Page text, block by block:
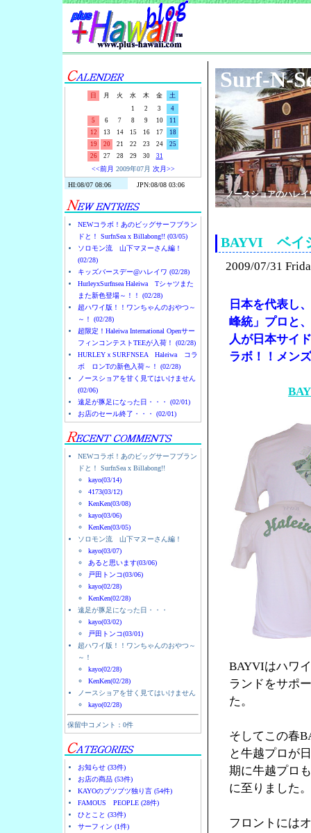
日 月 火 水 木 金
土
1
2 3
4
5
6 7 8 9 10
11
12
13 14 15 16 17
18
19
20 21 22 23 24
25
26
27 28 29 30 31
<<前月 2009年07月 次月>>
NEWコラボ！あのビッグサーフブラン
ドと！ SurfnSea x Billabong!! (03/05)
ソロモン流 山下マヌーさん編！
(02/28)
キッズバースデー@ハレイワ (02/28)
HurleyxSurfnsea Haleiwa Tシャツまた
また新色登場～！！ (02/28)
超ハワイ版！！ワンちゃんのおやつ～
～！ (02/28)
超限定！Haleiwa International Openサー
フィンコンテストTEEが入荷！ (02/28)
HURLEYｘSURFNSEA Haleiwa コラ
ボ ロンTの新色入荷～！ (02/28)
ノースショアを甘く見てはいけません
(02/06)
遠足が豚足になった日・・・ (02/01)
お店のセール終了・・・ (02/01)
NEWコラボ！あのビッグサーフブラン
ドと！ SurfnSea x Billabong!!
kayo(03/14)
4173(03/12)
KenKen(03/08)
kayo(03/06)
KenKen(03/05)
ソロモン流 山下マヌーさん編！
kayo(03/07)
あると思います(03/06)
戸田トンコ(03/06)
kayo(02/28)
KenKen(02/28)
遠足が豚足になった日・・・
kayo(03/02)
戸田トンコ(03/01)
超ハワイ版！！ワンちゃんのおやつ～
～！
kayo(02/28)
KenKen(02/28)
ノースショアを甘く見てはいけません
kayo(02/28)
保留中コメント：0件
お知らせ (33件)
お店の商品 (53件)
KAYOのブツブツ独り言 (54件)
FAMOUS PEOPLE (28件)
ひとこと (33件)
サーフィン (1件)
Surf-N-
ノースショアのハレ
BAYVI ベイ
2009/07/31
日本を代表し
峰統」プロと
人が日本サイ
ラボ！！メン
BAYVIはハワ
ランドをサポ
た。
そしてこの春
と牛越プロが
期に牛越プロ
に至りました。
フロントには